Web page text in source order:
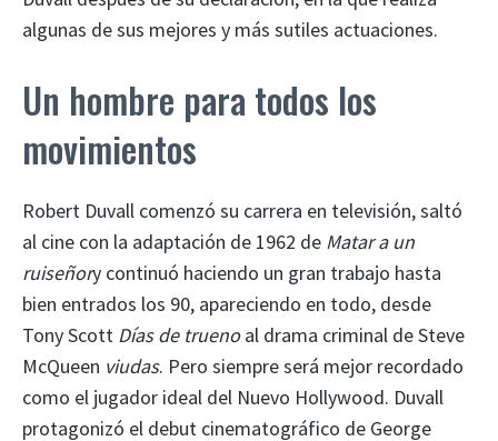
algunas de sus mejores y más sutiles actuaciones.
Un hombre para todos los
movimientos
Robert Duvall comenzó su carrera en televisión, saltó
al cine con la adaptación de 1962 de Matar a un
ruiseñory continuó haciendo un gran trabajo hasta
bien entrados los 90, apareciendo en todo, desde
Tony Scott Días de truenoal drama criminal de Steve
McQueen viudas. Pero siempre será mejor recordado
como el jugador ideal del Nuevo Hollywood. Duvall
protagonizó el debut cinematográfico de George